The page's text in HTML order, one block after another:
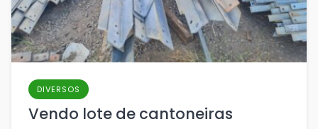
DIVERSOS
Vendo lote de cantoneiras